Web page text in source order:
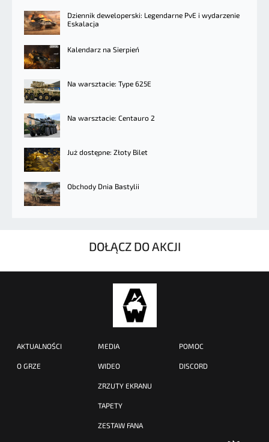
Dziennik deweloperski: Legendarne PvE i wydarzenie
Eskalacja
Kalendarz na Sierpień
Na warsztacie: Type 625E
Na warsztacie: Centauro 2
Już dostępne: Złoty Bilet
Obchody Dnia Bastylii
DOŁĄCZ DO AKCJI
AKTUALNOŚCI
O GRZE
MEDIA
WIDEO
ZRZUTY EKRANU
TAPETY
ZESTAW FANA
POMOC
DISCORD